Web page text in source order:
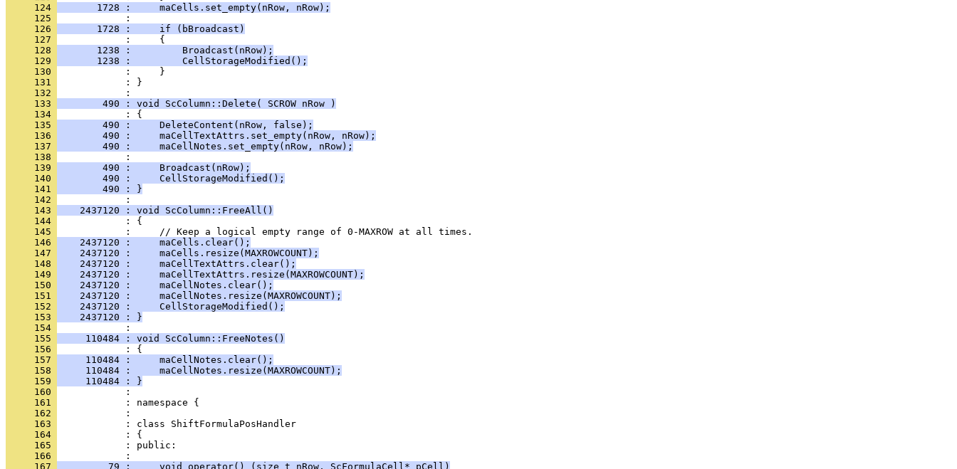
     124
       1728 :     maCells.set_empty(nRow, nRow);
     125
     126
       1728 :     if (bBroadcast)
     127
     128
       1238 :         Broadcast(nRow);
     129
       1238 :         CellStorageModified();
     130
     131
            : }
     132
     133
        490 : void ScColumn::Delete( SCROW nRow )
     134
     135
        490 :     DeleteContent(nRow, false);
     136
        490 :     maCellTextAttrs.set_empty(nRow, nRow);
     137
        490 :     maCellNotes.set_empty(nRow, nRow);
     138
     139
        490 :     Broadcast(nRow);
     140
        490 :     CellStorageModified();
     141
        490 : }
     142
     143
    2437120 : void ScColumn::FreeAll()
     144
     145
     146
    2437120 :     maCells.clear();
     147
    2437120 :     maCells.resize(MAXROWCOUNT);
     148
    2437120 :     maCellTextAttrs.clear();
     149
    2437120 :     maCellTextAttrs.resize(MAXROWCOUNT);
     150
    2437120 :     maCellNotes.clear();
     151
    2437120 :     maCellNotes.resize(MAXROWCOUNT);
     152
    2437120 :     CellStorageModified();
     153
    2437120 : }
     154
     155
     110484 : void ScColumn::FreeNotes()
     156
     157
     110484 :     maCellNotes.clear();
     158
     110484 :     maCellNotes.resize(MAXROWCOUNT);
     159
     110484 : }
     160
     161
     162
     163
     164
     165
            : public:
     166
     167
         79 :     void operator() (size_t nRow, ScFormulaCell* pCell)